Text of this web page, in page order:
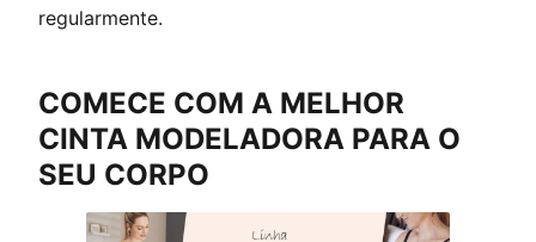
regularmente.
COMECE COM A MELHOR
CINTA MODELADORA PARA O
SEU CORPO